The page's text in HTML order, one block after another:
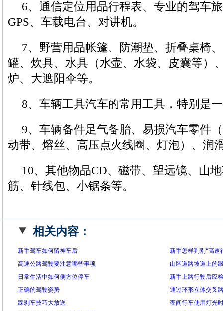
6、通信定位用品行程表、专业的驾车
GPS、车载电台、对讲机。
7、野营用品帐篷、防潮垫、折叠桌椅
罐、炊具、水具（水壶、水袋、皮囊等）
炉、大遮阳伞等。
8、车辆工具汽车的常用工具，特别是
9、车辆备件足气备胎、易损汽车零件
动带、熔丝、高压点火线圈、灯泡）、润
10、其他物品CD、磁带、望远镜、山
筋、针线包、小锯条等。
相关内容：
新手驾车如何留神车后
新手怎样判别“高速
高速公路驾驶要注意哪些事项
山区道路坡道上的
日常生活中如何侧方位停车
新手上路行驶后应
正确的驾驶姿势
通过环形立体交叉
踩刹车技巧大放送
夜间行车使用灯光